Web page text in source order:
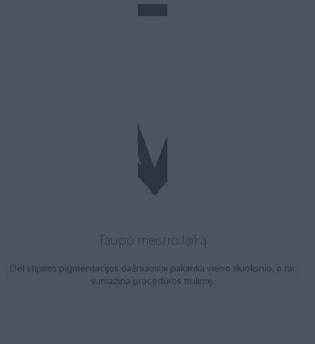
Taupo meistro laiką
Dėl stiprios pigmentacijos dažniausiai pakanka vieno sluoksnio, o tai
sumažina procedūros trukmę.